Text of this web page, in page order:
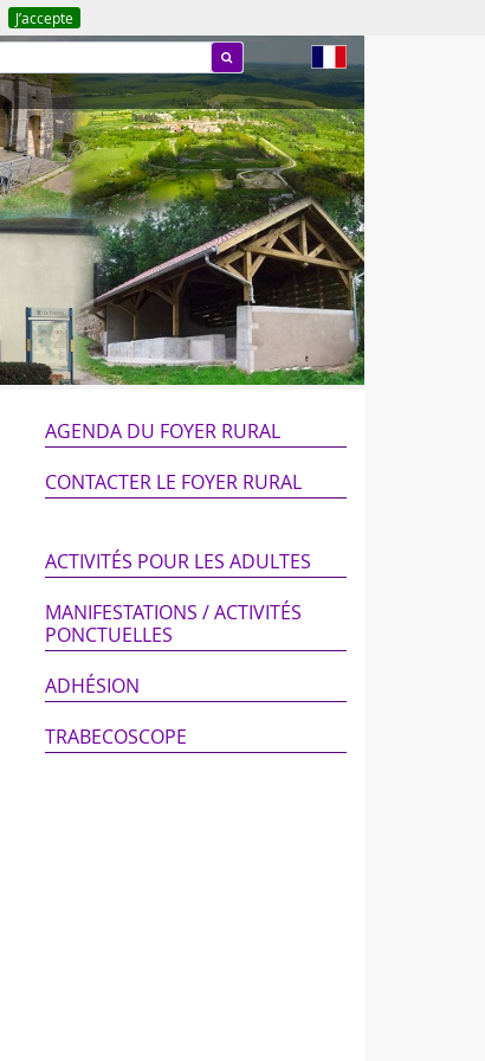
J’accepte
AGENDA DU FOYER RURAL
CONTACTER LE FOYER RURAL
ACTIVITÉS POUR LES ADULTES
MANIFESTATIONS / ACTIVITÉS
PONCTUELLES
ADHÉSION
TRABECOSCOPE